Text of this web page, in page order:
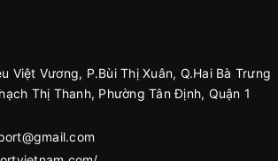
Việt Vương, P.Bùi Thị Xuân, Q.Hai Bà Trưng
Thị Thanh, Phường Tân Định, Quận 1